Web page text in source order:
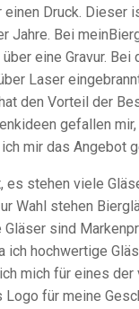
einen Druck.
Jahre. Bei
eine Gravur.
Laser
den Vorteil der
gefallen
mir das Angebot
stehen viele
Wahl stehen
sind
hochwertige
mich für eines
für meine